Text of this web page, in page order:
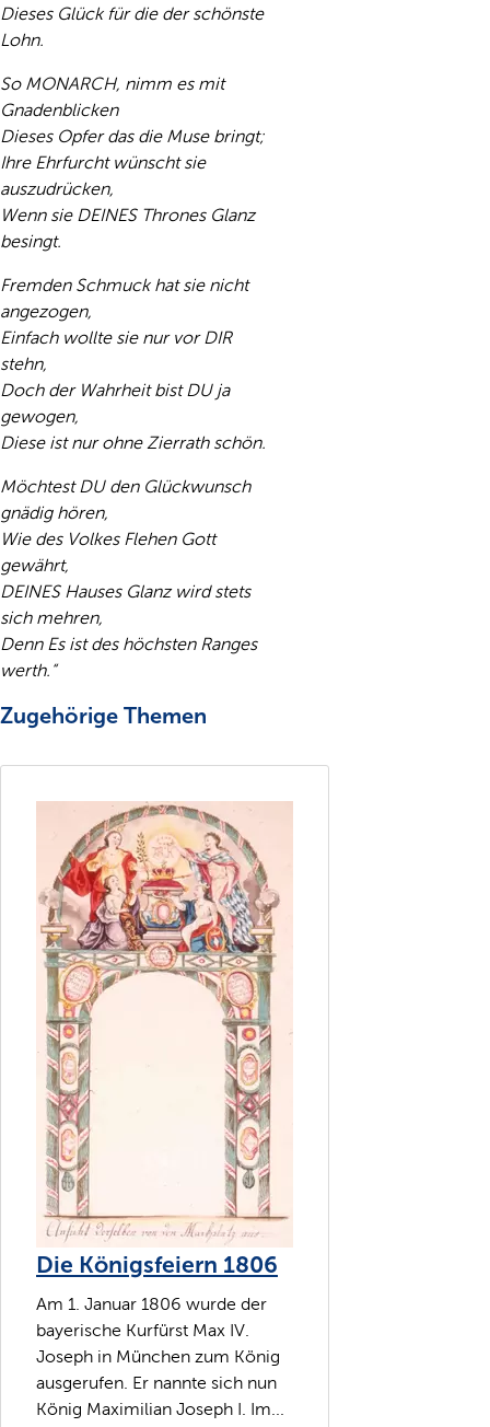
Dieses Glück für die der schönste
Lohn.
So MONARCH, nimm es mit
Gnadenblicken
Dieses Opfer das die Muse bringt;
Ihre Ehrfurcht wünscht sie
auszudrücken,
Wenn sie DEINES Thrones Glanz
besingt.
Fremden Schmuck hat sie nicht
angezogen,
Einfach wollte sie nur vor DIR
stehn,
Doch der Wahrheit bist DU ja
gewogen,
Diese ist nur ohne Zierrath schön.
Möchtest DU den Glückwunsch
gnädig hören,
Wie des Volkes Flehen Gott
gewährt,
DEINES Hauses Glanz wird stets
sich mehren,
Denn Es ist des höchsten Ranges
werth.“
Zugehörige Themen
Die Königsfeiern 1806
Am 1. Januar 1806 wurde der
bayerische Kurfürst Max IV.
Joseph in München zum König
ausgerufen. Er nannte sich nun
König Maximilian Joseph I. Im...